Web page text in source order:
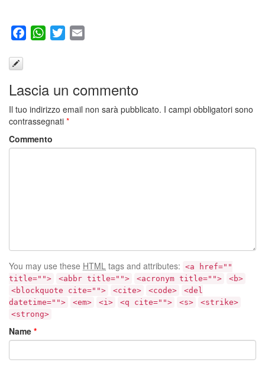
FacebookWhatsApp
Twitter
Lascia un commento
Il tuo indirizzo email non sarà pubblicato. I campi obbligatori sono
contrassegnati *
Commento
You may use these HTML tags and attributes: <a href=""
title="">
<abbr title=""> <acronym title="">
<b>
<blockquote cite="">
<cite> <code>
<del
datetime="">
<em> <i> <q cite=""> <s>
<strike>
<strong>
Name *